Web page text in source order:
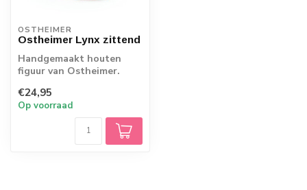
OSTHEIMER
Ostheimer Lynx zittend
Handgemaakt houten
figuur van Ostheimer.
€24,95
Op voorraad